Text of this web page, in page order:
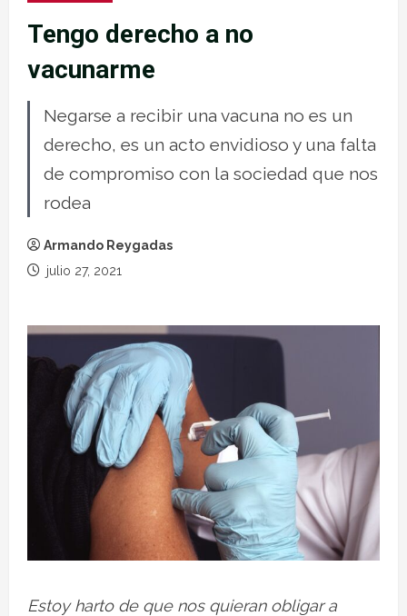
Tengo derecho a no
vacunarme
Negarse a recibir una vacuna no es un
derecho, es un acto envidioso y una falta
de compromiso con la sociedad que nos
rodea
Armando Reygadas
julio 27, 2021
Estoy harto de que nos quieran obligar a